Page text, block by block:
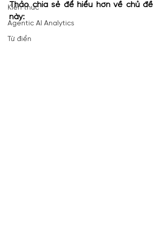
Kiến thức
Agentic AI Analytics
Từ điển
Thảo chia sẻ để hiểu hơn về chủ đề
này: